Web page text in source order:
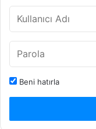
Beni hatırla